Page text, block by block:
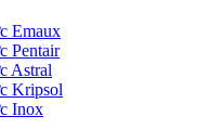
Emaux
Pentair
Astral
Kripsol
Inox